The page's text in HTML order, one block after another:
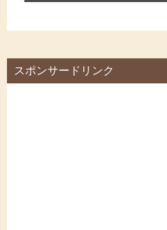
スポンサードリンク